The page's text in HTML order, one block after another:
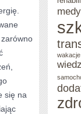
się na